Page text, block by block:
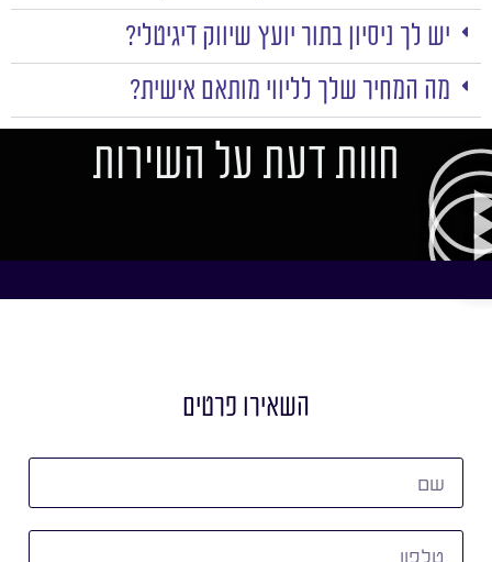
יש לך ניסיון בתור יועץ שיווק דיגיטלי?
מה המחיר שלך לליווי מותאם אישית?
חוות דעת על השירות
השאירו פרטים